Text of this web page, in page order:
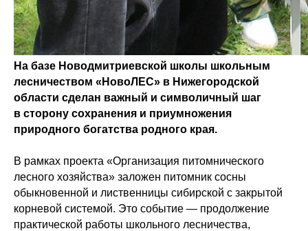
На базе Новодмитриевской школы школьным
лесничеством «НовоЛЕС» в Нижегородской
области сделан важный и символичный шаг
в сторону сохранения и приумножения
природного богатства родного края.
В рамках проекта «Организация питомнического
лесного хозяйства» заложен питомник сосны
обыкновенной и лиственницы сибирской с закрытой
корневой системой. Это событие — продолжение
практической работы школьного лесничества,